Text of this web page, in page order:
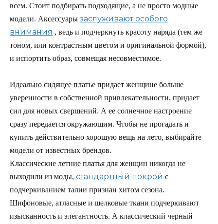
всем. Стоит подбирать подходящие, а не просто модные
модели. Аксессуары заслуживают особого
внимания , ведь и подчеркнуть красоту наряда (тем же
тоном, или контрастным цветом и оригинальной формой),
и испортить образ, совмещая несовместимое.
Идеально сидящее платье придает женщине больше
уверенности в собственной привлекательности, придает
сил для новых свершений. А ее солнечное настроение
сразу передается окружающим. Чтобы не прогадать и
купить действительно хорошую вещь на лето, выбирайте
модели от известных брендов.
Классические летние платья для женщин никогда не
выходили из моды, стандартный покрой с
подчеркиванием талии признан хитом сезона.
Шифоновые, атласные и шелковые ткани подчеркивают
изысканность и элегантность. А классический черный